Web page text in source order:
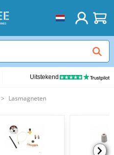
Uitstekend
> Lasmagneten